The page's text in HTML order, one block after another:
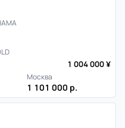
1 004 000 ¥
Москва
1 101 000 р.